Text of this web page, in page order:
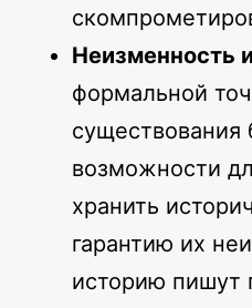
Неизменность
формальной
существования
возможности
хранить
гарантию их
историю пишут